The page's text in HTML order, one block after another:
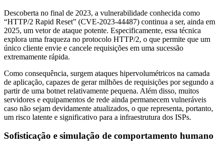
Descoberta no final de 2023, a vulnerabilidade conhecida como
“HTTP/2 Rapid Reset” (CVE-2023-44487) continua a ser, ainda em
2025, um vetor de ataque potente. Especificamente, essa técnica
explora uma fraqueza no protocolo HTTP/2, o que permite que um
único cliente envie e cancele requisições em uma sucessão
extremamente rápida.
Como consequência, surgem ataques hipervolumétricos na camada
de aplicação, capazes de gerar milhões de requisições por segundo a
partir de uma botnet relativamente pequena. Além disso, muitos
servidores e equipamentos de rede ainda permanecem vulneráveis
caso não sejam devidamente atualizados, o que representa, portanto,
um risco latente e significativo para a infraestrutura dos ISPs.
Sofisticação e simulação de comportamento humano